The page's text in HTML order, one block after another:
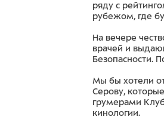
ряду с
рубежом, где
На вечере
врачей и
Безопасности.
Мы бы хотели
Серову,
грумерами
кинологии.